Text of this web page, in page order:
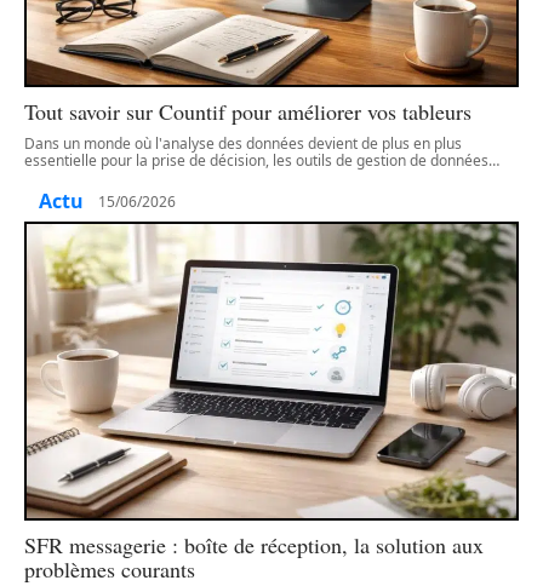
Tout savoir sur Countif pour améliorer vos tableurs
Dans un monde où l'analyse des données devient de plus en plus
essentielle pour la prise de décision, les outils de gestion de données…
Actu 15/06/2026
SFR messagerie : boîte de réception, la solution aux
problèmes courants